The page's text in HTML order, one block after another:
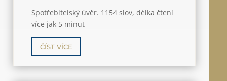
Spotřebitelský úvěr. 1154 slov, délka čtení
více jak 5 minut
ČÍST VÍCE